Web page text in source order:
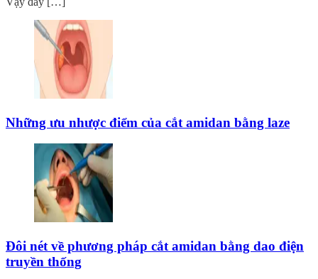
Những ưu nhược điểm của cắt amidan bằng laze
Đôi nét về phương pháp cắt amidan bằng dao điện
truyền thống